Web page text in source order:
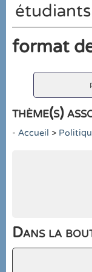
format
thème(s)
- Accueil >
Dans la